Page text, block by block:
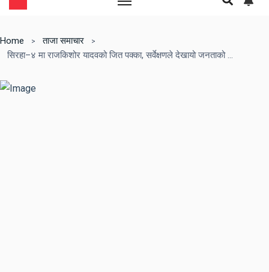
Home
ताजा समाचार
सिरहा–४ मा राजकिशोर यादवको जित पक्का, सर्वेक्षणले देखायो जनताको स्पष्ट भरोसा